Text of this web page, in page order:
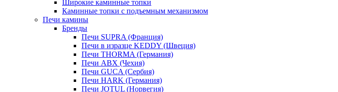
Широкие каминные топки
Каминные топки с подъемным механизмом
Печи камины
Бренды
Печи SUPRA (Франция)
Печи в изразце KEDDY (Швеция)
Печи THORMA (Германия)
Печи ABX (Чехия)
Печи GUCA (Сербия)
Печи HARK (Германия)
Печи JOTUL (Норвегия)